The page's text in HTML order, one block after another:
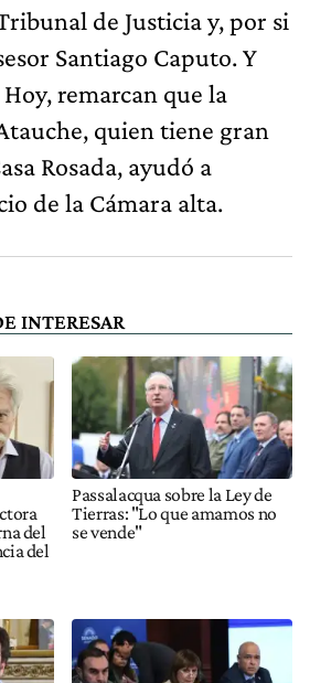
de Justicia y, por si
Santiago Caputo. Y
remarcan que la
quien tiene gran
Rosada, ayudó a
de la Cámara alta.
INTERESAR
del
del
Passalacqua sobre la Ley de
Tierras: "Lo que amamos no
se vende"